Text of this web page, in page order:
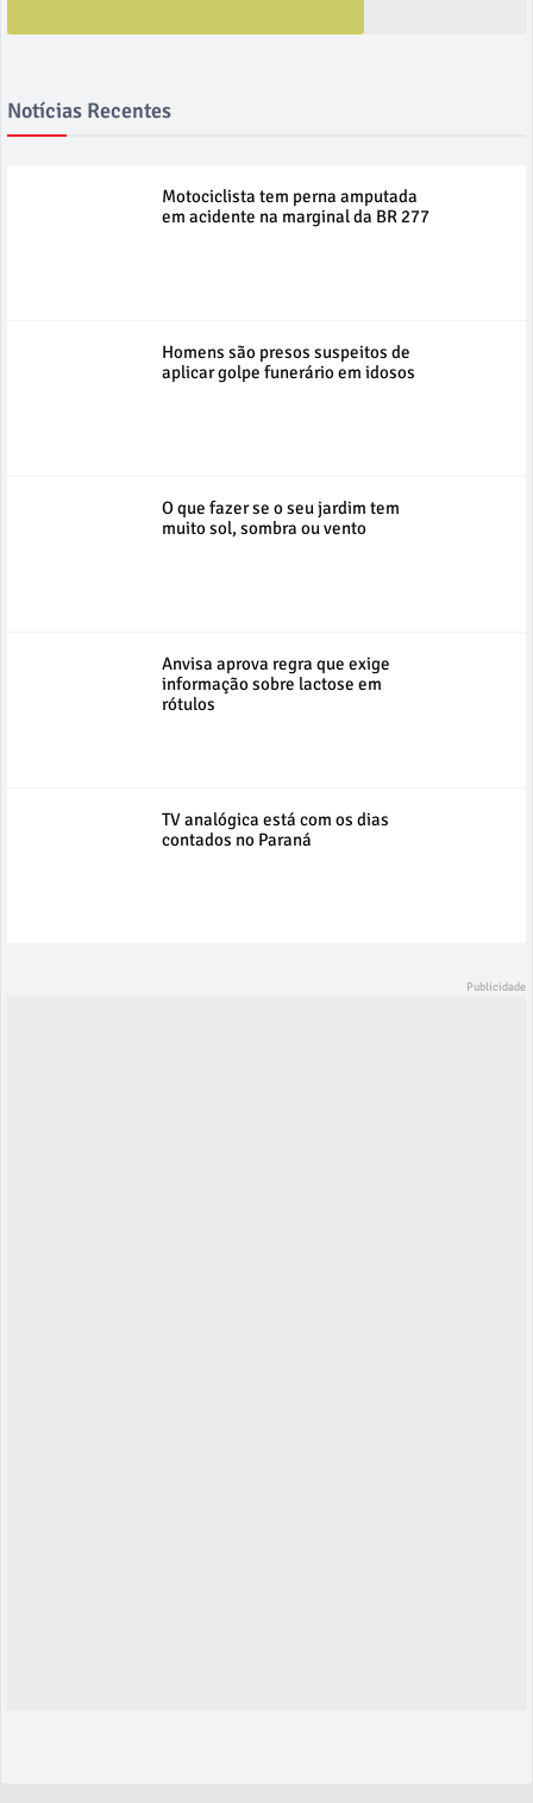
Notícias Recentes
Motociclista tem perna amputada
em acidente na marginal da BR 277
Homens são presos suspeitos de
aplicar golpe funerário em idosos
O que fazer se o seu jardim tem
muito sol, sombra ou vento
Anvisa aprova regra que exige
informação sobre lactose em
rótulos
TV analógica está com os dias
contados no Paraná